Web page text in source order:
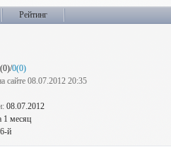
Рейтинг
0(0)
сайте 08.07.2012 20:35
08.07.2012
1 месяц
й